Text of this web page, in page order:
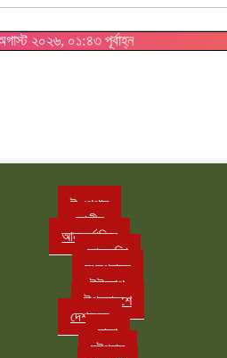
২০২৬, ০১:৪৩ পূর্বাহ্ন
ই-পেপার
জাতীয়
আন্তর্জাতিক
আমরেকিা
মধ্যপ্রাচ্য
ইউরোপ
উপমহাদশে
দেশজুড়ে
ঢাকা
চট্টগ্রাম